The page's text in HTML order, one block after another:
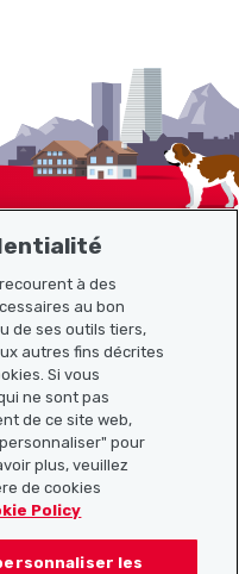
à des
au bon
de ses outils tiers,
autres fins décrites
Si vous
ne sont pas
de ce site web,
pour
plus, veuillez
de cookies
Policy
les